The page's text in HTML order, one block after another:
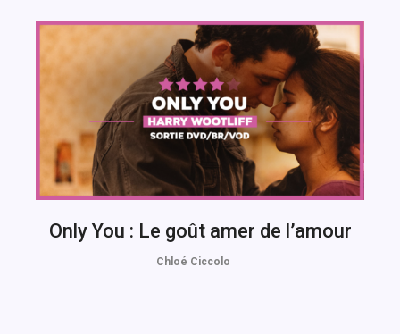
Only You : Le goût amer de l’amour
Chloé Ciccolo